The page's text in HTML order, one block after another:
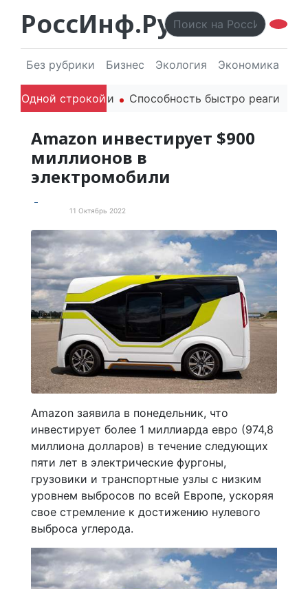
РоссИнф.Ру
Без рубрики Бизнес Экология Экономика
Одной строкой
в речи Способность быстро реагировать
Amazon инвестирует $900
миллионов в
электромобили
11 Октябрь 2022
Amazon заявила в понедельник, что
инвестирует более 1 миллиарда евро (974,8
миллиона долларов) в течение следующих
пяти лет в электрические фургоны,
грузовики и транспортные узлы с низким
уровнем выбросов по всей Европе, ускоряя
свое стремление к достижению нулевого
выброса углерода.